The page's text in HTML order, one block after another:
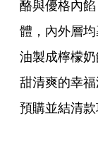
酪與優格內
體，內外層
油製成檸檬
甜清爽的幸
預購並結清